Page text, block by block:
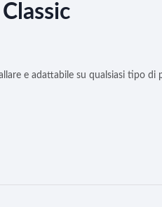
e adattabile su qualsiasi tipo di